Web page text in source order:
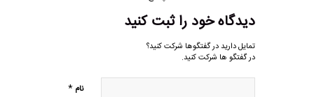
دیدگاه خود را ثبت کنید
تمایل دارید در گفتگوها شرکت کنید؟
در گفتگو ها شرکت کنید.
نام *